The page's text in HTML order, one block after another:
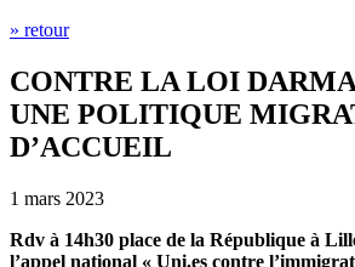
» retour
CONTRE LA LOI
UNE POLITIQUE
D’ACCUEIL
1 mars 2023
Rdv à 14h30 place de la République à
l’appel national « Uni.es contre